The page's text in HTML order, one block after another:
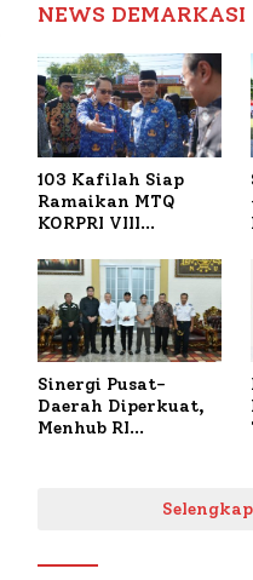
NEWS DEMARKASI
103 Kafilah Siap
Ramaikan MTQ
KORPRI VIII
1.024 Peserta
Terdaftar
Sinergi Pusat-
Daerah Diperkuat,
Menhub RI
Mutiara Sentosa II